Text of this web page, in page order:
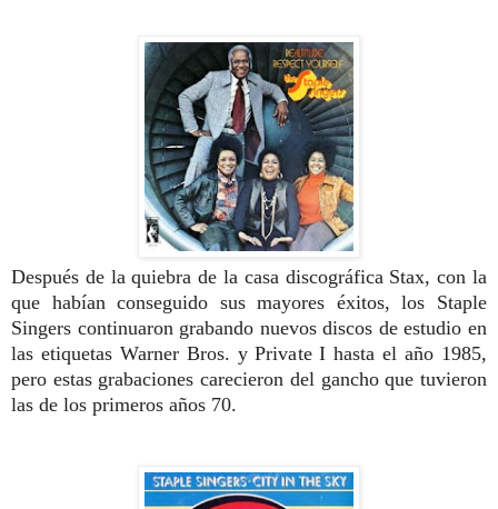
Después de la quiebra de la casa discográfica Stax, con la
que habían conseguido sus mayores éxitos, los Staple
Singers continuaron grabando nuevos discos de estudio en
las etiquetas Warner Bros. y Private I hasta el año 1985,
pero estas grabaciones carecieron del gancho que tuvieron
las de los primeros años 70.